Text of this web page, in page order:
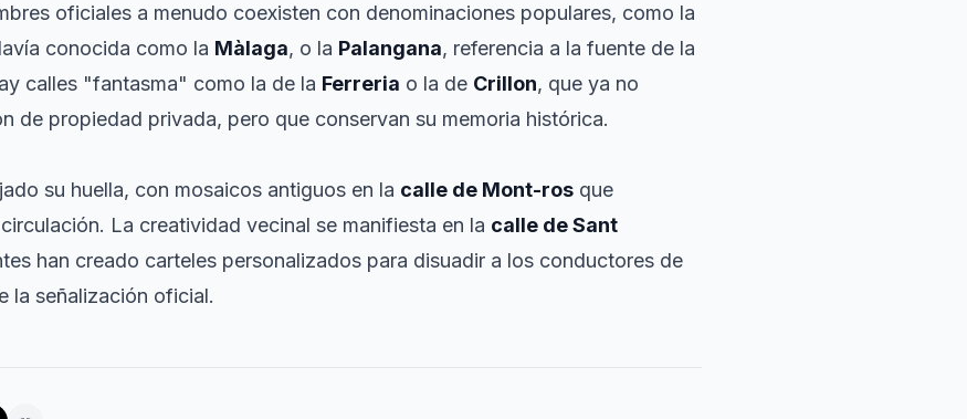
oficiales a menudo coexisten con denominaciones populares, como la
conocida como la Màlaga, o la Palangana, referencia a la fuente de la
calles "fantasma" como la de la Ferreria o la de Crillon, que ya no
de propiedad privada, pero que conservan su memoria histórica.
su huella, con mosaicos antiguos en la calle de Mont-ros que
La creatividad vecinal se manifiesta en la calle de Sant
han creado carteles personalizados para disuadir a los conductores de
la señalización oficial.